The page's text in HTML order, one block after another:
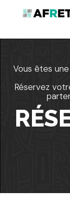
Vous êtes
Réservez